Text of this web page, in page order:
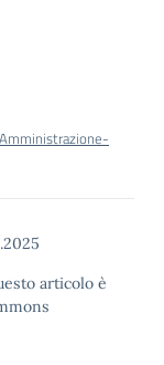
articolo è